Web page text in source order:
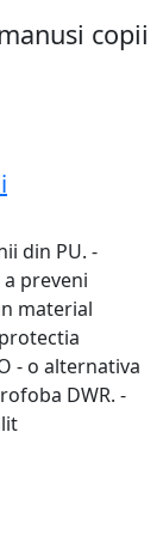
copii
din PU. -
preveni
material
- o alternativa
DWR. -